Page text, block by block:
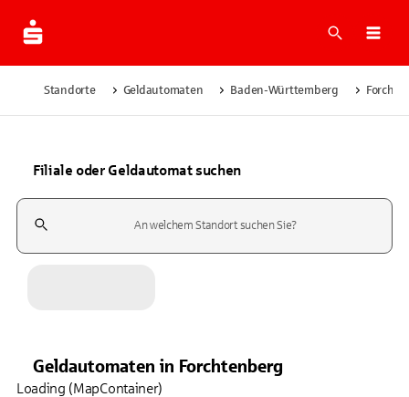
Suche
Standorte Geldautomaten Baden-Württemberg
Filiale oder Geldautomat suchen
Suchfeld
Geldautomaten in Forchtenberg
Loading (MapContainer)